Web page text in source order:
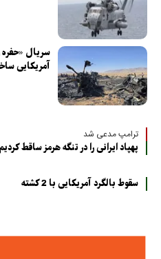
سریال «حفره
آمریکایی
ترامپ مدعی شد
پهپاد ایرانی را در تنگه هرمز ساقط
سقوط بالگرد آمریکایی با 2 کشته